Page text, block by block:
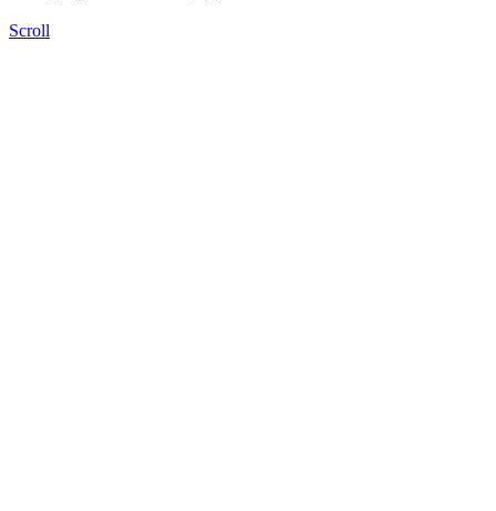
Scroll